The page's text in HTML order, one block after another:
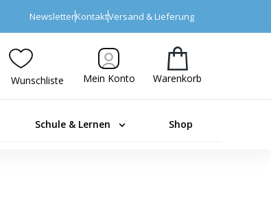
NewsletterKontaktVersand & Lieferung
Wunschliste Mein Konto Warenkorb
Schule & Lernen Shop